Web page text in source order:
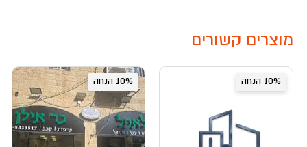
מוצרים קשורים
10% הנחה 10% הנחה